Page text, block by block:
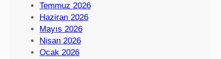
Temmuz 2026
Haziran 2026
Mayıs 2026
Nisan 2026
Ocak 2026